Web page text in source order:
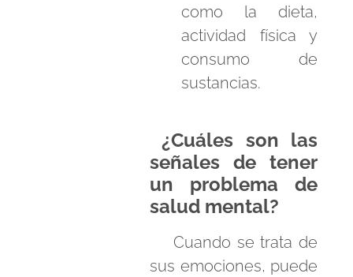
como la dieta,
actividad física y
consumo de
sustancias.
¿Cuáles son las
señales de tener
un problema de
salud mental?
Cuando se trata de
sus emociones, puede